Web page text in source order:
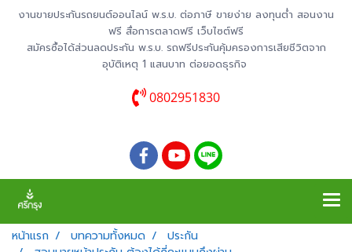
งานขายประกันรถยนต์ออนไลน์ พ.ร.บ. ต่อภาษี ขายง่าย ลงทุนต่ำ สอนงาน
ฟรี สื่อการตลาดฟรี เว็บไซต์ฟรี
สมัครซื้อได้ส่วนลดประกัน พ.ร.บ. รถฟรีประกันคุ้มครองการเสียชีวิตจาก
อุบัติเหตุ 1 แสนบาท ต่อยอดธุรกิจ
0802951830
หน้าแรก บทความทั้งหมด
ประกัน